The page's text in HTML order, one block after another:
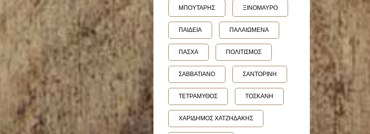
ΜΠΟΥΤΑΡΗΣ ΞΙΝΟΜΑΥΡΟ
ΠΑΙΔΕΙΑ ΠΑΛΑΙΩΜΕΝΑ
ΠΑΣΧΑ ΠΟΛΙΤΙΣΜΟΣ
ΣΑΒΒΑΤΙΑΝΟ ΣΑΝΤΟΡΙΝΗ
ΤΕΤΡΑΜΥΘΟΣ ΤΟΣΚΑΝΗ
ΧΑΡΙΔΗΜΟΣ ΧΑΤΖΗΔΑΚΗΣ